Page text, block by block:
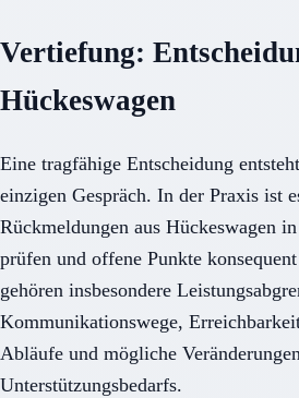
Vertiefung:
Hückeswagen
Eine tragfähige Entscheidung
einzigen Gespräch. In der Praxis ist
Rückmeldungen aus Hückeswagen
prüfen und offene Punkte
gehören insbesondere
Kommunikationswege,
Abläufe und mögliche
Unterstützungsbedarfs.